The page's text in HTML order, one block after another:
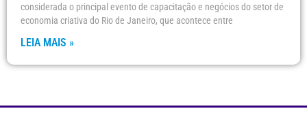
considerada o principal evento de capacitação e negócios do setor de
economia criativa do Rio de Janeiro, que acontece entre
LEIA MAIS »